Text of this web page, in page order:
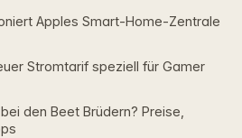
Apples Smart‑Home‑Zentrale
Stromtarif speziell für Gamer
den Beet Brüdern? Preise,